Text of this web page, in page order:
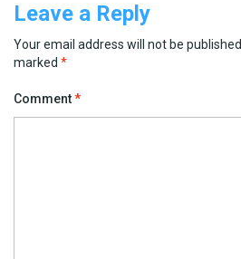
Leave a Reply
Your email address will not be published.
marked *
Comment*